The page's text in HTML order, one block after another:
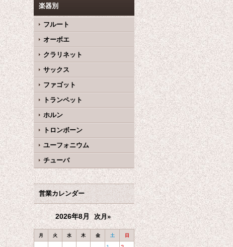
楽器別
フルート
オーボエ
クラリネット
サックス
ファゴット
トランペット
ホルン
トロンボーン
ユーフォニウム
チューバ
営業カレンダー
2026年8月 次月»
月 火 水 木 金 土 日